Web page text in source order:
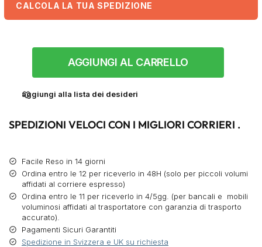
CALCOLA LA TUA SPEDIZIONE
AGGIUNGI AL CARRELLO
aggiungi alla lista dei desideri
SPEDIZIONI VELOCI CON I MIGLIORI CORRIERI .
Facile Reso in 14 giorni
Ordina entro le 12 per riceverlo in 48H (solo per piccoli volumi
affidati al corriere espresso)
Ordina entro le 11 per riceverlo in 4/5gg. (per bancali e mobili
voluminosi affidati al trasportatore con garanzia di trasporto
accurato).
Pagamenti Sicuri Garantiti
Spedizione in Svizzera e UK su richiesta